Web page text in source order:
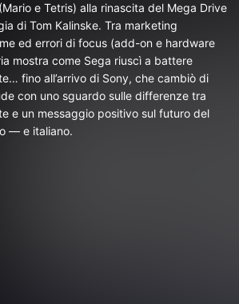
e Tetris) alla rinascita del Mega Drive
di Tom Kalinske. Tra marketing
ed errori di focus (add-on e hardware
mostra come Sega riuscì a battere
fino all’arrivo di Sony, che cambiò di
con uno sguardo sulle differenze tra
e un messaggio positivo sul futuro del
— e italiano.